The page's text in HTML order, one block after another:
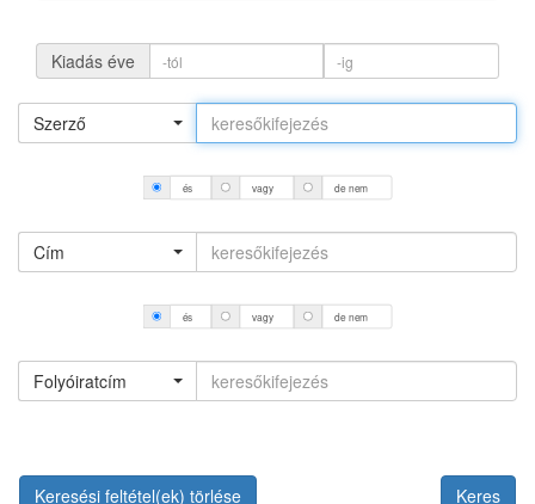
Kiadás éve
Szerző
és vagy de nem
Cím
és vagy de nem
Folyóiratcím
Keresési feltétel(ek) törlése